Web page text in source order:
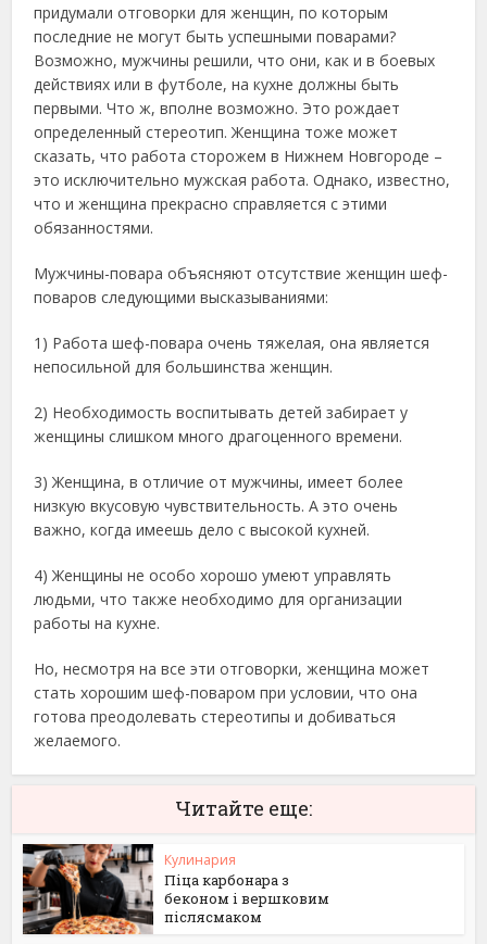
придумали отговорки для женщин, по которым
последние не могут быть успешными поварами?
Возможно, мужчины решили, что они, как и в боевых
действиях или в футболе, на кухне должны быть
первыми. Что ж, вполне возможно. Это рождает
определенный стереотип. Женщина тоже может
сказать, что работа сторожем в Нижнем Новгороде –
это исключительно мужская работа. Однако, известно,
что и женщина прекрасно справляется с этими
обязанностями.
Мужчины-повара объясняют отсутствие женщин шеф-
поваров следующими высказываниями:
1) Работа шеф-повара очень тяжелая, она является
непосильной для большинства женщин.
2) Необходимость воспитывать детей забирает у
женщины слишком много драгоценного времени.
3) Женщина, в отличие от мужчины, имеет более
низкую вкусовую чувствительность. А это очень
важно, когда имеешь дело с высокой кухней.
4) Женщины не особо хорошо умеют управлять
людьми, что также необходимо для организации
работы на кухне.
Но, несмотря на все эти отговорки, женщина может
стать хорошим шеф-поваром при условии, что она
готова преодолевать стереотипы и добиваться
желаемого.
Читайте еще:
Кулинария
Піца карбонара з
беконом і вершковим
післясмаком